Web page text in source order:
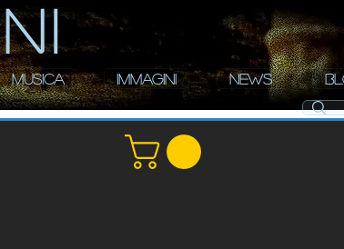
MUSICA IMMAGINI NEWS